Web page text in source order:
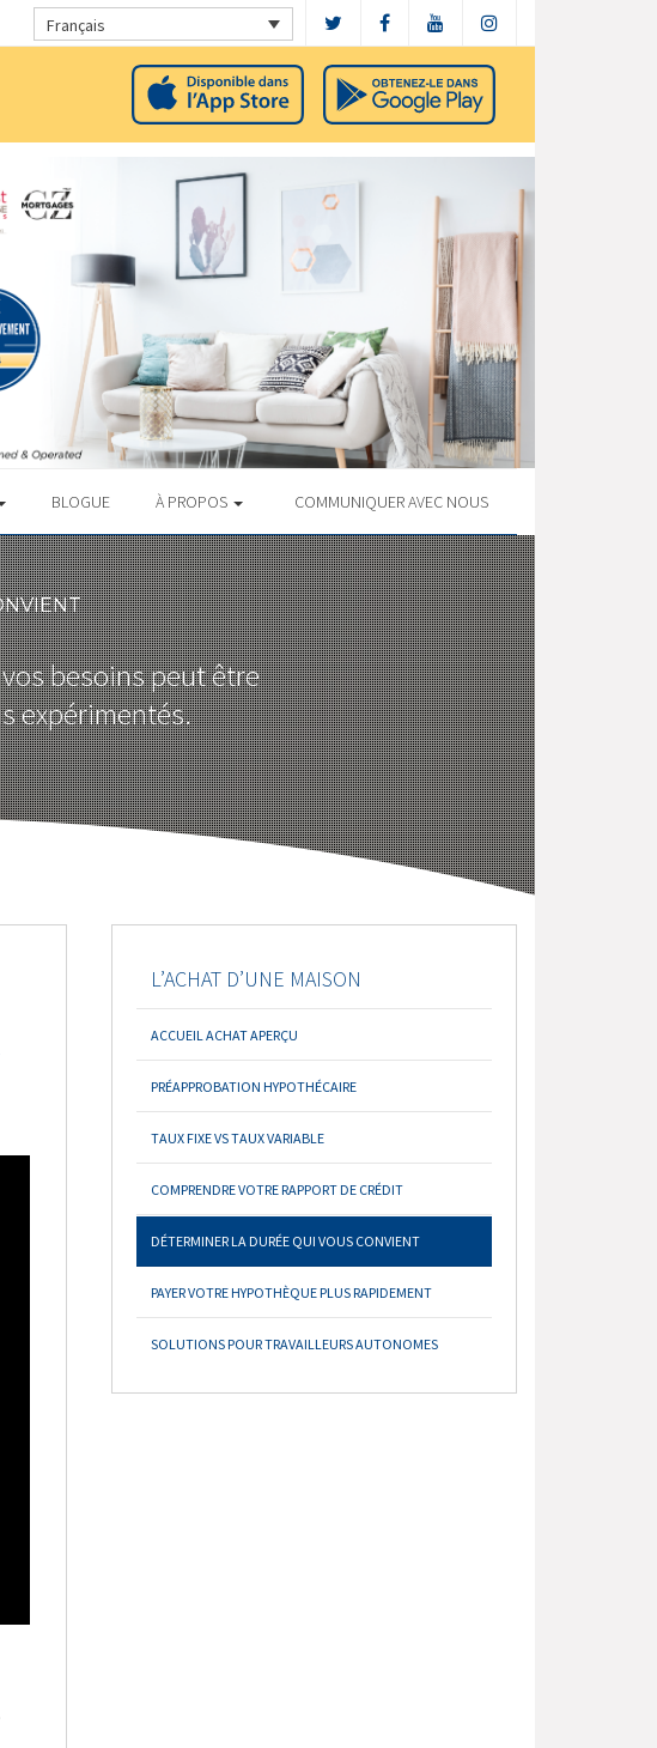
Français
BLOGUE À PROPOS COMMUNIQUER AVEC NOUS
besoins peut être
expérimentés.
L’ACHAT D’UNE MAISON
ACCUEIL ACHAT APERÇU
PRÉAPPROBATION HYPOTHÉCAIRE
TAUX FIXE VS TAUX VARIABLE
COMPRENDRE VOTRE RAPPORT DE CRÉDIT
DÉTERMINER LA DURÉE QUI VOUS CONVIENT
PAYER VOTRE HYPOTHÈQUE PLUS RAPIDEMENT
SOLUTIONS POUR TRAVAILLEURS AUTONOMES